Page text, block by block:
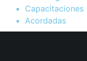
Capacitaciones
Acordadas